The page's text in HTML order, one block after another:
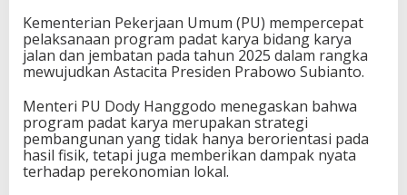
Kementerian Pekerjaan Umum (PU) mempercepat
pelaksanaan program padat karya bidang karya
jalan dan jembatan pada tahun 2025 dalam rangka
mewujudkan Astacita Presiden Prabowo Subianto.
Menteri PU Dody Hanggodo menegaskan bahwa
program padat karya merupakan strategi
pembangunan yang tidak hanya berorientasi pada
hasil fisik, tetapi juga memberikan dampak nyata
terhadap perekonomian lokal.